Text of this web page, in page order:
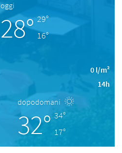
oggi
28° 29°
16°
0 l/m²
14h
dopodomani
32° 34°
17°